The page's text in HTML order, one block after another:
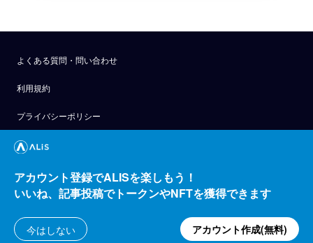
よくある質問・問い合わせ
利用規約
プライバシーポリシー
公式アナウンス
技術ブログ
API
運営会社
アカウント登録でALISを楽しもう！
いいね、記事投稿でトークンやNFTを獲得できます
今はしない アカウント作成(無料)